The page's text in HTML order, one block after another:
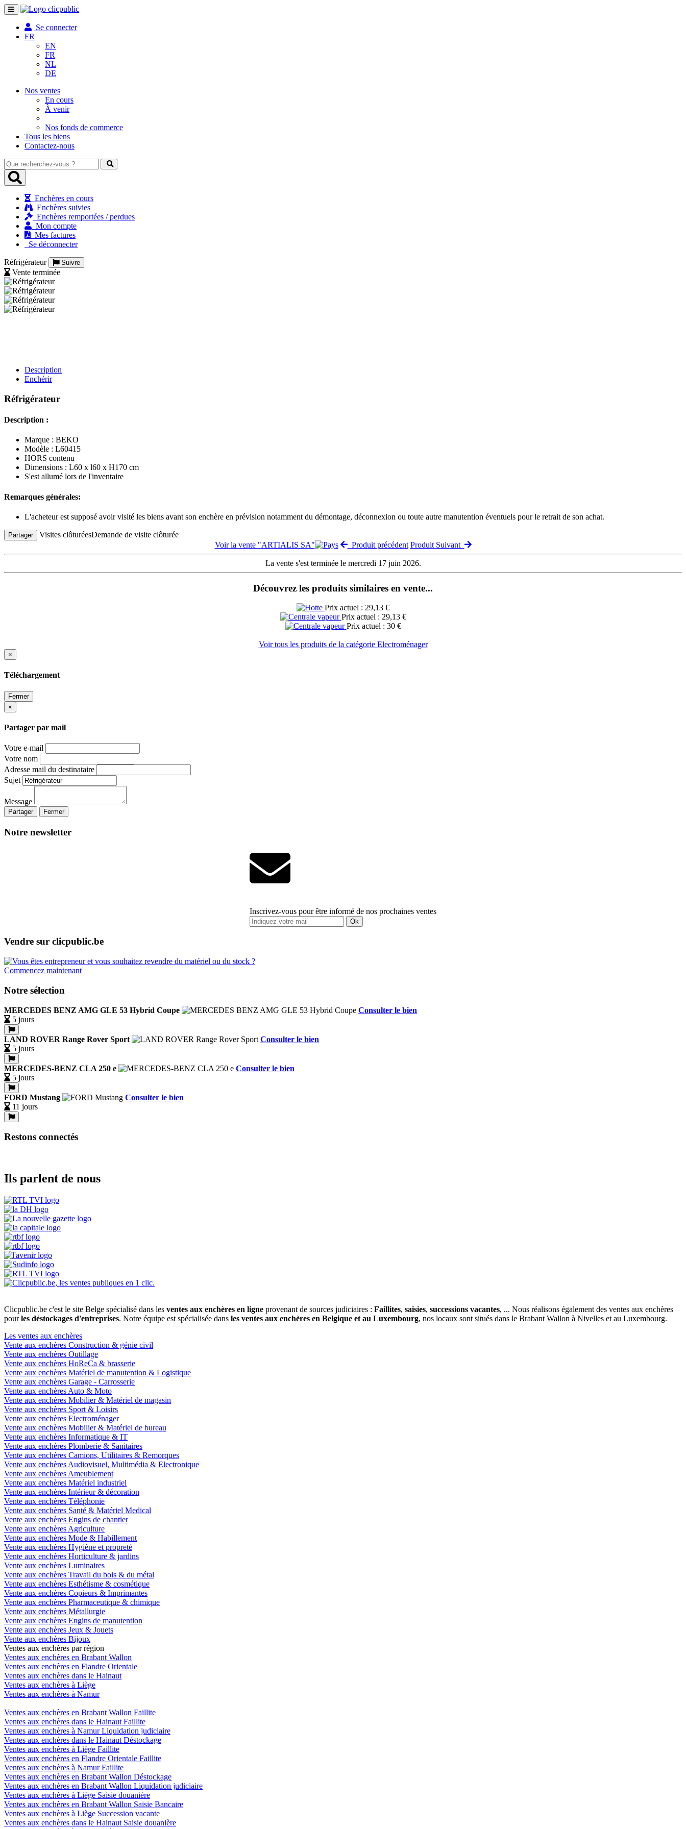
Toggle
navigation
Se connecter
FR
EN
FR
NL
DE
Nos ventes
En cours
À venir
Nos fonds de commerce
Tous les biens
Contactez-nous
Que
recherchez-
vous
Enchères en cours
Enchères suivies
Enchères remportées / perdues
Mon compte
Mes factures
Se déconnecter
Réfrigérateur Suivre
Vente terminée
Description
Enchérir
Réfrigérateur
Description :
Marque : BEKO
Modèle : L60415
HORS contenu
Dimensions : L60 x l60 x H170 cm
S'est allumé lors de l'inventaire
Remarques générales:
L'acheteur est supposé avoir visité les biens avant son enchère en prévision notamment du démontage, déconnexion ou toute autre manutention éventuels pour le retrait de son achat.
Partager Visites clôturéesDemande de visite clôturée
Voir la vente "ARTIALIS SA"
Produit précédent Produit Suivant
La vente s'est terminée le mercredi 17 juin 2026.
Découvrez les produits similaires en vente...
Prix actuel : 29,13 €
Prix actuel : 29,13 €
Prix actuel : 30 €
Voir tous les produits de la catégorie Electroménager
×
Téléchargement
Fermer
×
Partager par mail
Votre e-mail
Votre nom
Adresse mail du destinataire
Sujet
Message
Partager Fermer
Notre newsletter
Inscrivez-vous pour être informé de nos prochaines ventes
Ok
Vendre sur clicpublic.be
Commencez maintenant
Notre sélection
MERCEDES BENZ AMG GLE 53 Hybrid Coupe
Consulter le bien
5 jours
LAND ROVER Range Rover Sport
Consulter le bien
5 jours
MERCEDES-BENZ CLA 250 e
Consulter le bien
5 jours
FORD Mustang
Consulter le bien
11 jours
Restons connectés
Ils parlent de nous
Clicpublic.be c'est le site Belge spécialisé dans les ventes aux enchères en ligne provenant de sources judiciaires : Faillites, saisies, successions vacantes, ... Nous réalisons également des ventes aux enchères
pourles déstockages d'entreprises. Notre équipe est spécialisée dans les ventes aux enchères en Belgique et au Luxembourg, nos locaux sont situés dans le Brabant Wallon à Nivelles et au Luxembourg.
Les ventes aux enchères
Vente aux enchères Construction & génie civil
Vente aux enchères Outillage
Vente aux enchères HoReCa & brasserie
Vente aux enchères Matériel de manutention & Logistique
Vente aux enchères Garage - Carrosserie
Vente aux enchères Auto & Moto
Vente aux enchères Mobilier & Matériel de magasin
Vente aux enchères Sport & Loisirs
Vente aux enchères Electroménager
Vente aux enchères Mobilier & Matériel de bureau
Vente aux enchères Informatique & IT
Vente aux enchères Plomberie & Sanitaires
Vente aux enchères Camions, Utilitaires & Remorques
Vente aux enchères Audiovisuel, Multimédia & Electronique
Vente aux enchères Ameublement
Vente aux enchères Matériel industriel
Vente aux enchères Intérieur & décoration
Vente aux enchères Téléphonie
Vente aux enchères Santé & Matériel Medical
Vente aux enchères Engins de chantier
Vente aux enchères Agriculture
Vente aux enchères Mode & Habillement
Vente aux enchères Hygiène et propreté
Vente aux enchères Horticulture & jardins
Vente aux enchères Luminaires
Vente aux enchères Travail du bois & du métal
Vente aux enchères Esthétisme & cosmétique
Vente aux enchères Copieurs & Imprimantes
Vente aux enchères Pharmaceutique & chimique
Vente aux enchères Métallurgie
Vente aux enchères Engins de manutention
Vente aux enchères Jeux & Jouets
Vente aux enchères Bijoux
Ventes aux enchères par région
Ventes aux enchères en Brabant Wallon
Ventes aux enchères en Flandre Orientale
Ventes aux enchères dans le Hainaut
Ventes aux enchères à Liège
Ventes aux enchères à Namur
Ventes aux enchères en Brabant Wallon Faillite
Ventes aux enchères dans le Hainaut Faillite
Ventes aux enchères à Namur Liquidation judiciaire
Ventes aux enchères dans le Hainaut Déstockage
Ventes aux enchères à Liège Faillite
Ventes aux enchères en Flandre Orientale Faillite
Ventes aux enchères à Namur Faillite
Ventes aux enchères en Brabant Wallon Déstockage
Ventes aux enchères en Brabant Wallon Liquidation judiciaire
Ventes aux enchères à Liège Saisie douanière
Ventes aux enchères en Brabant Wallon Saisie Bancaire
Ventes aux enchères à Liège Succession vacante
Ventes aux enchères dans le Hainaut Saisie douanière